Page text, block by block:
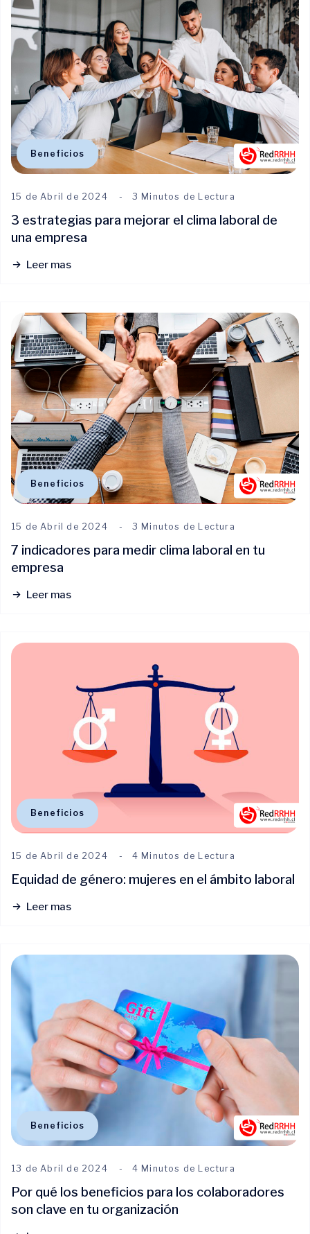
Beneficios
15 de Abril de 2024 3 Minutos de Lectura
3 estrategias para mejorar el clima laboral de
una empresa
Leer mas
Beneficios
15 de Abril de 2024 3 Minutos de Lectura
7 indicadores para medir clima laboral en tu
empresa
Leer mas
Beneficios
15 de Abril de 2024 4 Minutos de Lectura
Equidad de género: mujeres en el ámbito laboral
Leer mas
Beneficios
13 de Abril de 2024 4 Minutos de Lectura
Por qué los beneficios para los colaboradores
son clave en tu organización